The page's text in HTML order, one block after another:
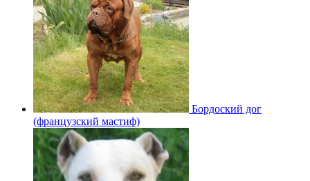
Бордоский дог
(французский мастиф)